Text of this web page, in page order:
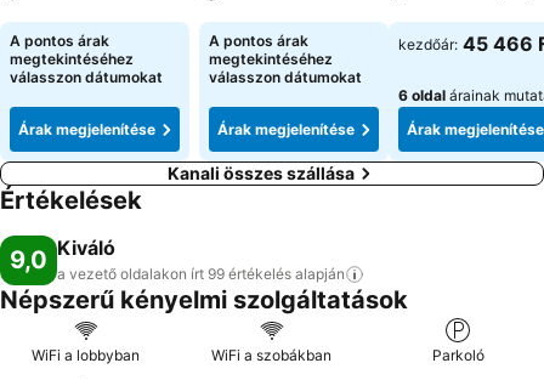
Árak megjelenítése
A pontos árak
megtekintéséhez
válasszon dátumokat
Árak megjelenítése
Árak megjelenítése
A pontos árak
megtekintéséhez
válasszon dátumokat
Árak megjelenítése
Árak
kezdőár: 45 466
6 oldal árainak
Árak megjelenítése
Kanali összes szállása
Értékelések
9,0 Kiváló
a vezető oldalakon írt 99 értékelés alapján
Népszerű kényelmi szolgáltatások
WiFi a lobbyban WiFi a szobákban Parkoló